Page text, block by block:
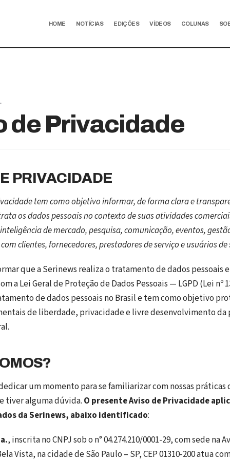
HOME NOTÍCIAS EDIÇÕES VÍDEOS COLUNAS
de Privacidade
PRIVACIDADE
tem como objetivo informar, de forma clara e
os dados pessoais no contexto de suas atividades
de mercado, pesquisa, comunicação, eventos,
clientes, fornecedores, prestadores de serviço e usuários de
que a Serinews realiza o tratamento de dados pessoais
a Lei Geral de Proteção de Dados Pessoais — LGPD (Lei nº
de dados pessoais no Brasil e tem como objetivo
de liberdade, privacidade e livre desenvolvimento da
um momento para se familiarizar com nossas
tiver alguma dúvida. O presente Aviso de Privacidade
da Serinews, abaixo identificado:
, inscrita no CNPJ sob o n° 04.274.210/0001-29, com sede na
Vista, na cidade de São Paulo – SP, CEP 01310-200 atua